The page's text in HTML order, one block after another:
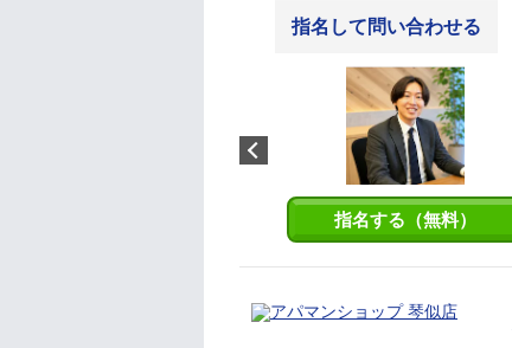
指名して問い合わせる
す。 今年で不動産歴5年目にな
ります。 丁寧で誠実な対応を心
指名する（無料）